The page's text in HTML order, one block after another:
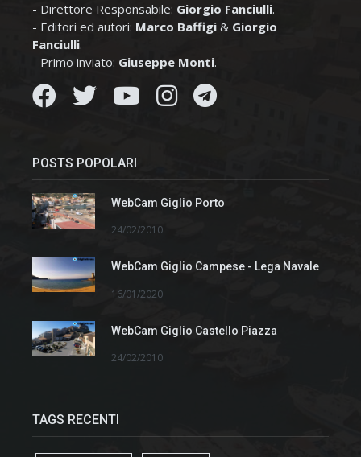
- Direttore Responsabile: Giorgio Fanciulli.
- Editori ed autori: Marco Baffigi & Giorgio
Fanciulli.
- Primo inviato: Giuseppe Monti.
POSTS POPOLARI
WebCam Giglio Porto
24/02/2010
WebCam Giglio Campese - Lega Navale
16/01/2020
WebCam Giglio Castello Piazza
24/02/2010
TAGS RECENTI